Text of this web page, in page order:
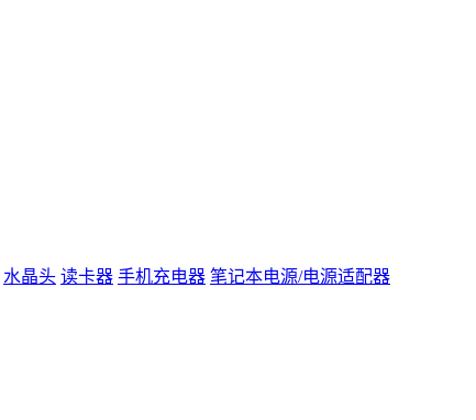
水晶头 读卡器 手机充电器 笔记本电源/电源适配器